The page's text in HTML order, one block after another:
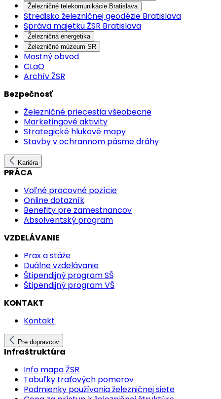
Železničné telekomunikácie Bratislava
Stredisko železničnej geodézie Bratislava
Správa majetku ŽSR Bratislava
Železničná energetika
Železničné múzeum SR
Mostný obvod
CLaO
Archív ŽSR
Bezpečnosť
Železničné priecestia všeobecne
Marketingové aktivity
Strategické hlukové mapy
Stavby v ochrannom pásme dráhy
Kariéra
PRÁCA
Voľné pracovné pozície
Online dotazník
Benefity pre zamestnancov
Absolventský program
VZDELÁVANIE
Prax a stáže
Duálne vzdelávanie
Štipendijný program SŠ
Štipendijný program VŠ
KONTAKT
Kontakt
Pre dopravcov
Infraštruktúra
Info mapa ŽSR
Tabuľky traťových pomerov
Podmienky používania železničnej siete